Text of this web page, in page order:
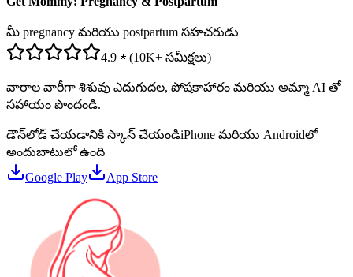
మీ pregnancy మరియు postpartum సహచరుడు
4.9 ★ (10K+ సమీక్షలు)
వారాల వారీగా శిశువు ఎదుగుదల, పోషకాహారం మరియు అమ్మా AI తో
సహాయం పొందండి.
డౌన్‌లోడ్ చేయడానికి స్కాన్ చేయండిiPhone మరియు Androidలో
అందుబాటులో ఉంది
Google Play
App Store